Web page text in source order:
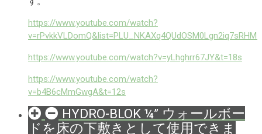
https://www.youtube.com/watch?
https://www.youtube.com/watch?v=yLhghrr67JY&t=18s
https://www.youtube.com/watch?
v=b4B6cMmGwgA&t=12s
HYDRO-BLOK ¼” ウォールボー
ドを床の下敷きとして使用できま